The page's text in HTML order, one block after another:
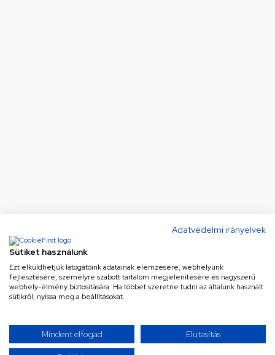
Adatvédelmi irányelvek
Sütiket használunk
Ezt elküldhetjük látogatóink adatainak elemzésére, webhelyünk
fejlesztésére, személyre szabott tartalom megjelenítésére és nagyszerű
webhely-élmény biztosítására. Ha többet szeretne tudni az általunk használt
sütikről, nyissa meg a beállításokat.
Mindent elfogad Elutasítás